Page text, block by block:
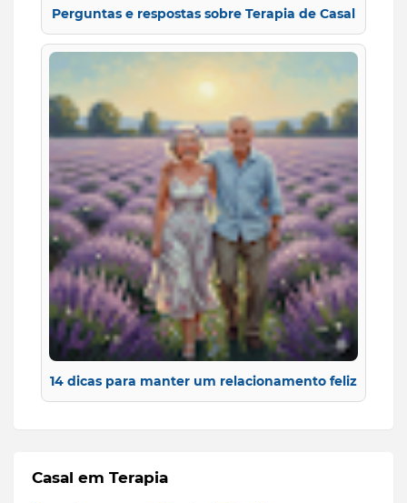
Perguntas e respostas sobre Terapia de Casal
14 dicas para manter um relacionamento feliz
Casal em Terapia